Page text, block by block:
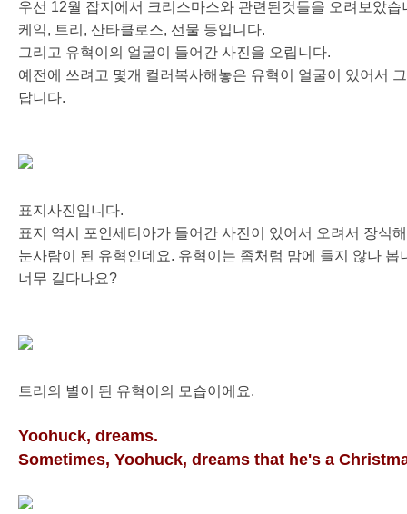
우선 12월 잡지에서 크리스마스와 관련된것들을 오려보았습
케익, 트리, 산타클로스, 선물 등입니다.
그리고 유혁이의 얼굴이 들어간 사진을 오립니다.
예전에 쓰려고 몇개 컬러복사해놓은 유혁이 얼굴이 있어서
답니다.
표지사진입니다.
표지 역시 포인세티아가 들어간 사진이 있어서 오려서 장식
눈사람이 된 유혁인데요. 유혁이는 좀처럼 맘에 들지 않나 봅
너무 길다나요?
트리의 별이 된 유혁이의 모습이에요.
Yoohuck, dreams.
Sometimes, Yoohuck, dreams that he's a